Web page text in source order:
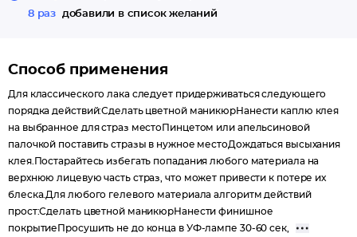
8 раз
добавили в список желаний
Способ применения
Для классического лака следует придерживаться следующего
порядка действий:Сделать цветной маникюрНанести каплю клея
на выбранное для страз местоПинцетом или апельсиновой
палочкой поставить стразы в нужное местоДождаться высыхания
клея.Постарайтесь избегать попадания любого материала на
верхнюю лицевую часть страз, что может привести к потере их
блеска.Для любого гелевого материала алгоритм действий
прост:Сделать цветной маникюрНанести финишное
покрытиеПросушить не до конца в УФ-лампе 30-60 сек,